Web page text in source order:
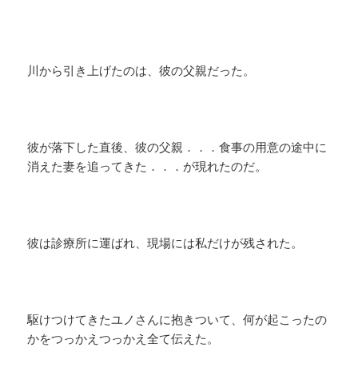
川から引き上げたのは、彼の父親だった。
彼が落下した直後、彼の父親．．．食事の用意の途中に
消えた妻を追ってきた．．．が現れたのだ。
彼は診療所に運ばれ、現場には私だけが残された。
駆けつけてきたユノさんに抱きついて、何が起こったの
かをつっかえつっかえ全て伝えた。